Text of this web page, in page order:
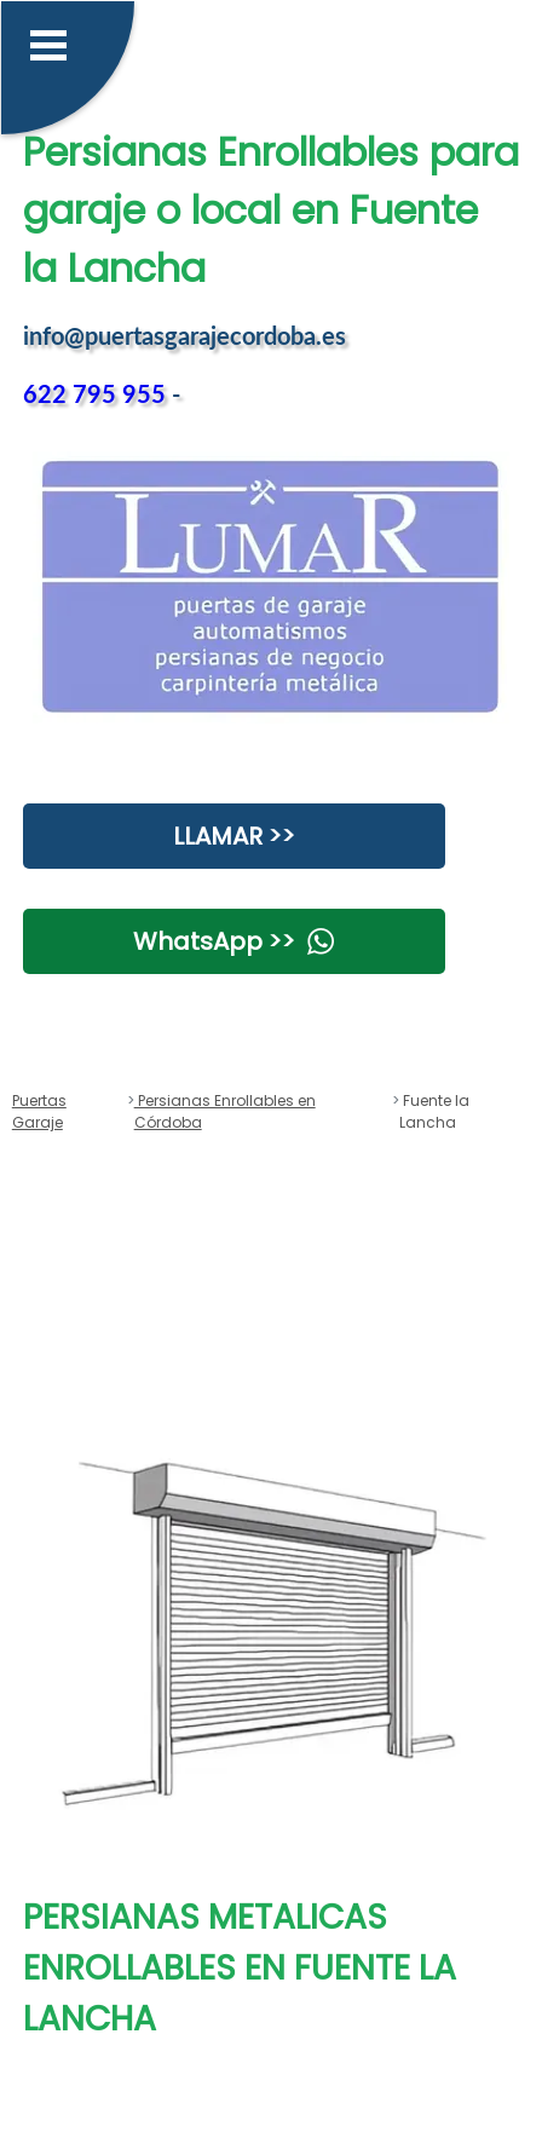
Persianas Enrollables para
garaje o local en Fuente
la Lancha
info@puertasgarajecordoba.es
622 795 955-
LLAMAR >>
WhatsApp >>
Puertas
Garaje
Persianas Enrollables en
Córdoba
Fuente la
Lancha
PERSIANAS METALICAS
ENROLLABLES EN FUENTE LA
LANCHA